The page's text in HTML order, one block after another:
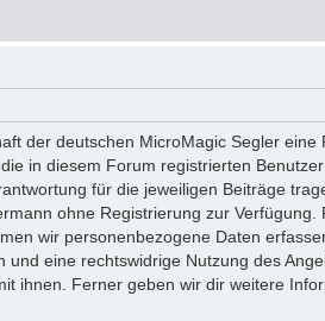
der deutschen MicroMagic Segler
in diesem Forum registrierten
für die jeweiligen Beiträge
ohne Registrierung zur
wir personenbezogene Daten
eine rechtswidrige Nutzung des
ihnen. Ferner geben wir dir weitere